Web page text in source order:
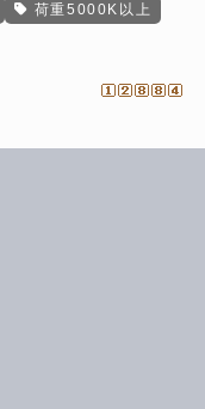
荷重5000K以上